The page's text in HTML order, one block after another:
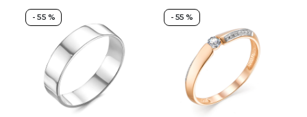
- 55 % - 55 %